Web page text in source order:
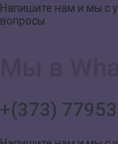
Напишите нам и мы с
вопросы
+(373)